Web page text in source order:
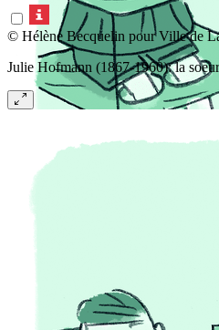
© Hélène Becquelin pour Ville de
Julie Hofmann (1867-1960): la